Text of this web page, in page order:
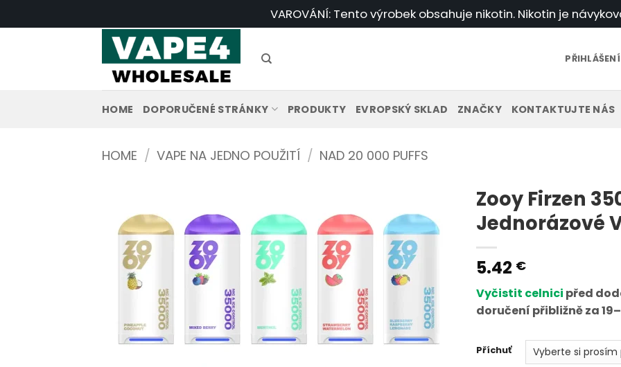
na
VAROVÁNÍ: Tento výrobek obsahuje nikotin. Nikotin je
HOME DOPORUČENÉ STRÁNKY PRODUKTY EVROPSKÝ SKLAD ZNAČKY KONTAKTUJTE NÁS
HOME / VAPE NA JEDNO POUŽITÍ / NAD 20 000 PUFFS
Zooy Firzen
Jednorázové
5.42 €
Vyčistit celnici před
doručení přibližně za
Příchuť